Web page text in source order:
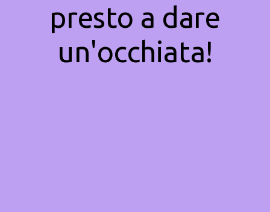
presto a dare
un'occhiata!